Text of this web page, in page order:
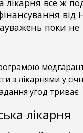
лікарня все ж
від
поки не
з лікарнями у
угод триває.
лікарня